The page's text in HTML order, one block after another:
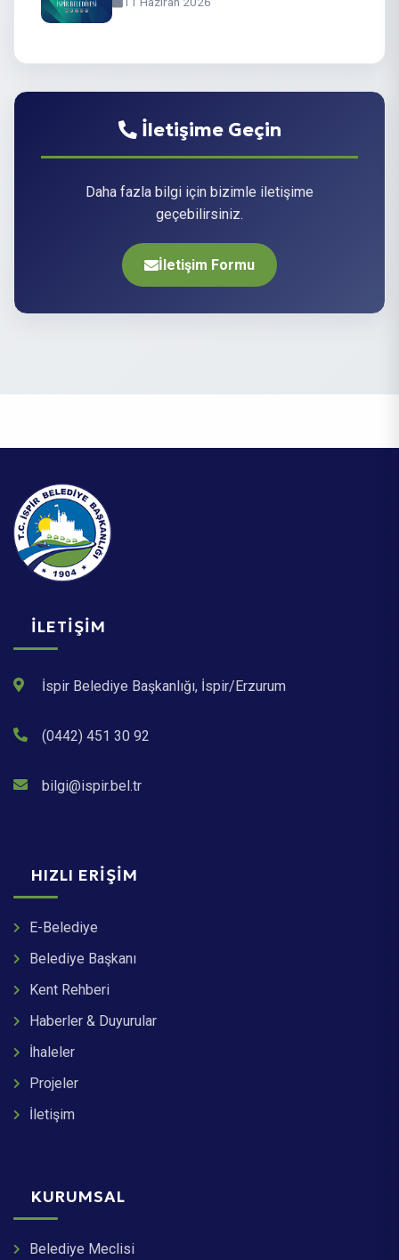
İletişime Geçin
Daha fazla bilgi için bizimle iletişime
geçebilirsiniz.
İletişim Formu
İLETIŞIM
İspir Belediye Başkanlığı, İspir/Erzurum
(0442) 451 30 92
bilgi@ispir.bel.tr
HIZLI ERIŞIM
E-Belediye
Belediye Başkanı
Kent Rehberi
Haberler & Duyurular
İhaleler
Projeler
İletişim
KURUMSAL
Belediye Meclisi